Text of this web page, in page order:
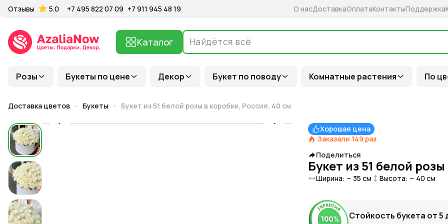
Розы Букеты по цене Декор Букет по поводу Комнатные растения По
Каталог
Отзывы 5.0 +7 495 822 07 09 +7 911 945 48 19 О насДоставкаОплатаКонтактыПоддержка
Доставка цветов Букеты Букет из 51 белой розы в коробке, Россия, 40 см
Хорошая цена
Заказали 149 раз
Поделиться
Букет из 51 белой
Ширина: ~ 35 см Высота: ~ 40 см
Стойкость букета от5